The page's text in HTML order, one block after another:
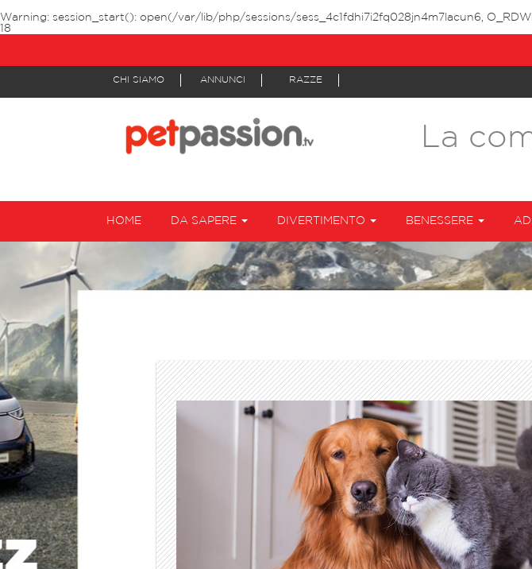
Warning: session_start(): open(/var/lib/php/sessions/sess_4c1fdhi7i2fq028jn4m7lacun6,
18
CHI SIAMO ANNUNCI RAZZE
La
HOME DA SAPERE DIVERTIMENTO BENESSERE